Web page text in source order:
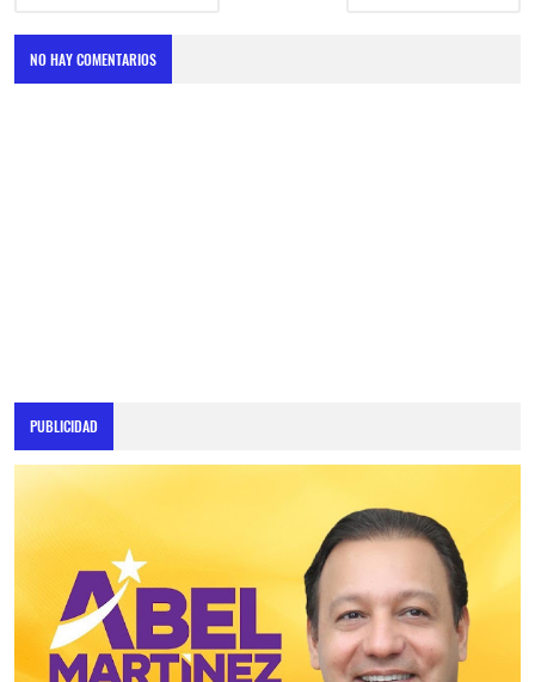
NO HAY COMENTARIOS
PUBLICIDAD